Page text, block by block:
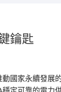
鑰匙
國家永續發展